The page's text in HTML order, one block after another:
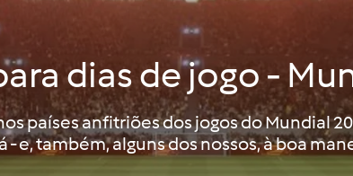
dias de jogo -
países anfitriões dos jogos do Mundial
- e, também, alguns dos nossos, à boa